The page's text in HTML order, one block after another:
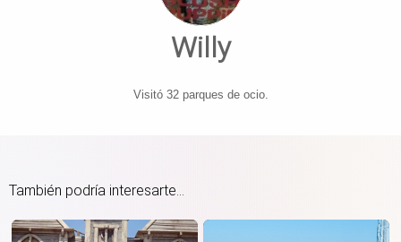
Willy
Visitó 32 parques de ocio.
También podría interesarte...